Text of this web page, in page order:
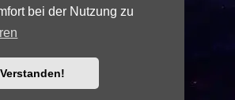
bei der Nutzung zu
Verstanden!